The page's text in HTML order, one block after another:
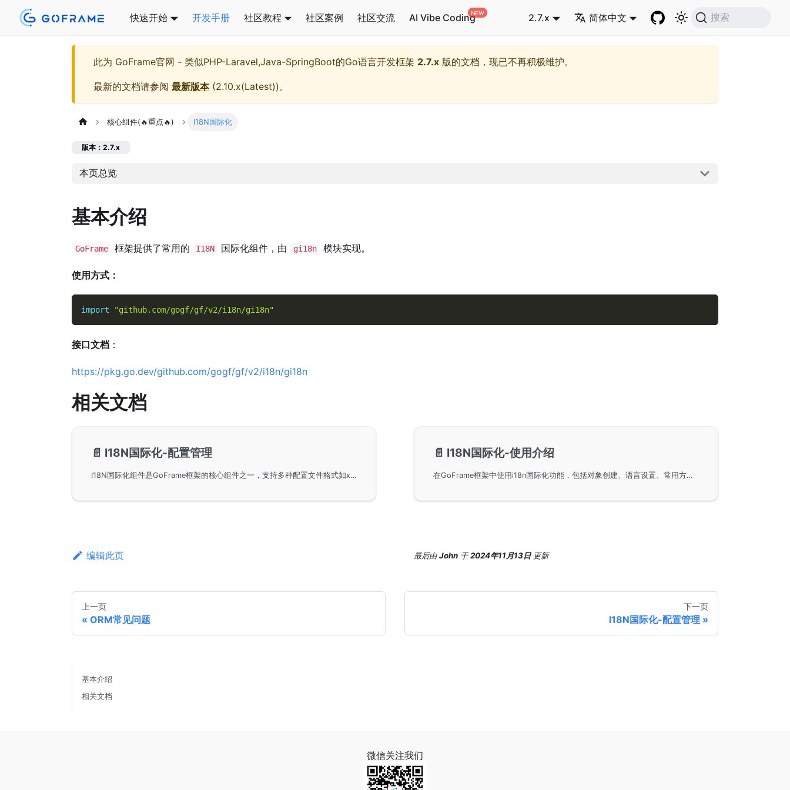
快速开始 开发手册 社区教程 社区案例 社区交流 AI Vibe Coding 2.7.x 简体中文 搜索
此为 GoFrame官网 - 类似PHP-Laravel,Java-SpringBoot的Go语言开发框架 2.7.x 版的文档，现已不再积极维护。
最新的文档请参阅 最新版本(2.10.x(Latest))。
核心组件(🔥重点🔥) I18N国际化
版本：2.7.x
本页总览
基本介绍
GoFrame 框架提供了常用的 I18N 国际化组件，由 gi18n 模块实现。
使用方式：
import "github.com/gogf/gf/v2/i18n/gi18n"
接口文档 ：
https://pkg.go.dev/github.com/gogf/gf/v2/i18n/gi18n
相关文档
📄️ I18N国际化-配置管理
I18N国际化组件是GoFrame框架的核心组件之一，支持多种配置文件格式如xml、ini、yaml、toml等，并兼容多种目录结构和文件格式，开发者可通过配置实现多语言支持。系统自动识别语言文件，支持自定义路径设置，推荐使用标准国际化语言码进行文件命名，确保程序多语言兼容性。
📄️ I18N国际化-使用介绍
在GoFrame框架中使用i18n国际化功能，包括对象创建、语言设置、常用方法以及与视图引擎的集成。详细描述了通过单例和独立对象管理语言转译的方式，使用SetLanguage和WithLanguage方法进行语言设定，并通过T和Tf方法实现关键字和模板内容的转译。文章还展示了通过上下文设置和视图引擎进行国际化操作的示例。
编辑此页 最后由John 于2024年11月13日 更新
上一页
ORM常见问题
下一页
I18N国际化-配置管理
基本介绍
相关文档
微信关注我们